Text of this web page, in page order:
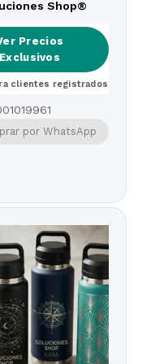
Shop®
Precios
Exclusivos
clientes registrados
por WhatsApp